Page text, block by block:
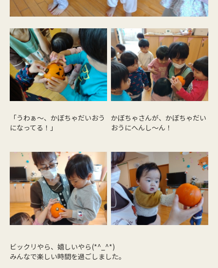
「うわぁ～、かぼちゃだいおう
になってる！」
かぼちゃさんが、かぼちゃだい
おうにへんし～ん！
ビックリやら、嬉しいやら(*^_^*)
みんなで楽しい時間を過ごしました。